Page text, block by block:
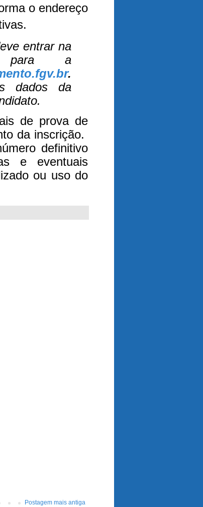
o endereço
entrar na
para a
.
dados da
de prova de
da inscrição.
definitivo
e eventuais
ou uso do
Postagem mais antiga